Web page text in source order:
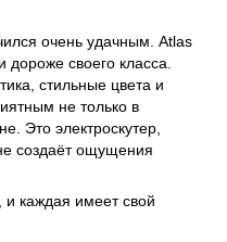
очень удачным. Atlas
дороже своего класса.
стильные цвета и
не только в
Это электроскутер,
создаёт ощущения
каждая имеет свой